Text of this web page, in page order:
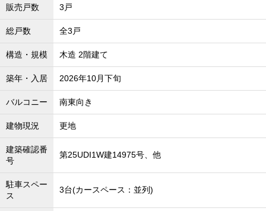
販売戸数 3戸
総戸数 全3戸
構造・規模 木造 2階建て
築年・入居 2026年10月下旬
バルコニー 南東向き
建物現況 更地
建築確認番
号
第25UDI1W建14975号、他
駐車スペー
ス
3台(カースペース：並列)